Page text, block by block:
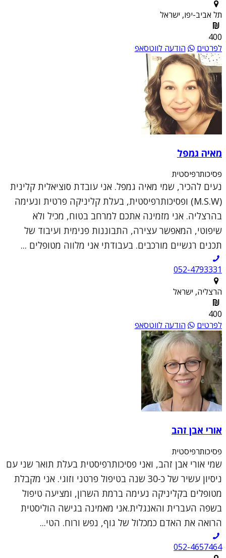
תל אביב-יפו, ישראל
400
לפרטים
הודעה לווטסאפ
מאיה גמפל
פסיכותרפיסטית
נעים להכיר, שמי מאיה גמפל. אני עובדת סוציאלית קלינית
(M.S.W) ופסיכותרפיסטית, בעלת קליניקה פרטית ונעימה
בהרצליה. אני מזמינה אתכם למרחב בטוח, מכיל ולא
שיפוטי, המאפשר עצירה, התבוננות פנימית ועיבוד של
תכנים רגשיים מורכבים. בעבודתי אני מלווה מטופלים ...
052-4793331
הרצליה, ישראל
400
לפרטים
הודעה לווטסאפ
אורי אבן זהב
פסיכותרפיסטית
שמי אורי אבן זהב, ואני פסיכותרפיסטית בעלת תואר שני עם
ניסיון עשיר של כ-30 שנה בטיפול פרטני וזוגי. אני מקבלת
מטופלים בקליניקה נעימה ברמת השרון, ומציעה טיפול
בשפה העברית והאנגלית.אני מאמינה בגישה הוליסטית
הרואה את האדם כמכלול של גוף, נפש ורוח. הטי...
052-4657464